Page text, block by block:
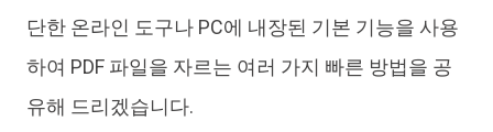
단한 온라인 도구나 PC에 내장된 기본 기능을 사용
하여 PDF 파일을 자르는 여러 가지 빠른 방법을 공
유해 드리겠습니다.